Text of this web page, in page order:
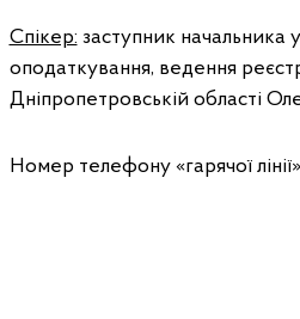
Спікер: заступник начальника
оподаткування, ведення
Дніпропетровській області
Номер телефону «гарячої